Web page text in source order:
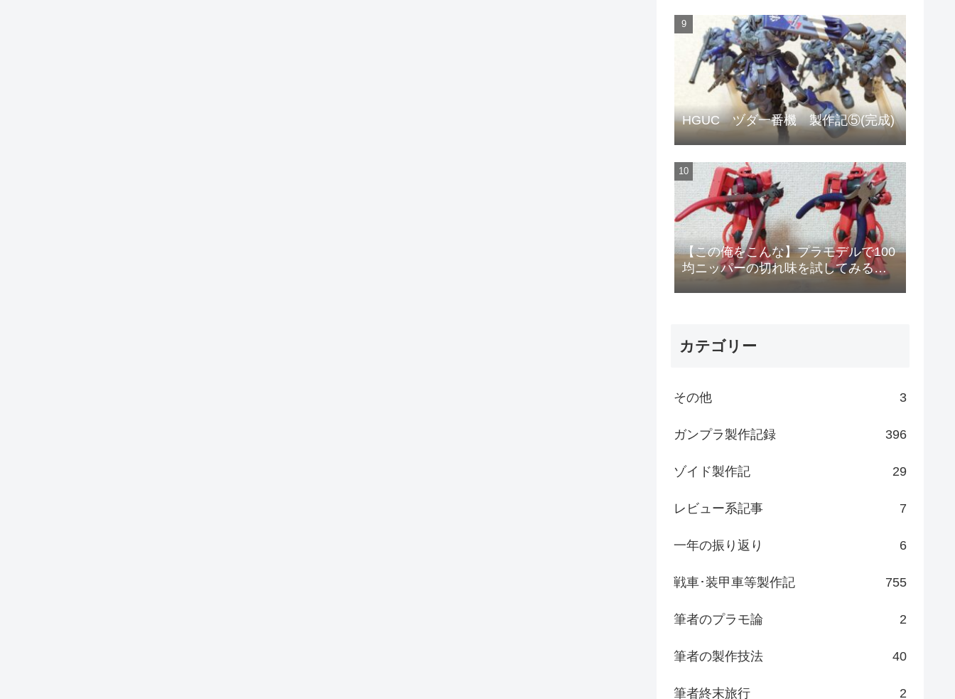
HGUC ヅダ一番機 製作記⑤(完成)
【この俺をこんな】プラモデルで100
均ニッパーの切れ味を試してみる
【安物のニッパーで作りやがって!】
カテゴリー
その他 3
ガンプラ製作記録 396
ゾイド製作記 29
レビュー系記事 7
一年の振り返り 6
戦車･装甲車等製作記 755
筆者のプラモ論 2
筆者の製作技法 40
筆者終末旅行 2